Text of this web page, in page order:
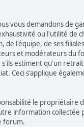
vous demandons de
ou l'utilité de
de l'équipe, de ses
et modérateurs du
estiment qu'un retrait
Ceci s'applique
le propriétaire
information collectée
forum.